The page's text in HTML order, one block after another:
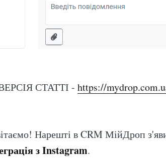
СТАТТІ - https://
Нарешті в CRM МійДроп
з Instagram.